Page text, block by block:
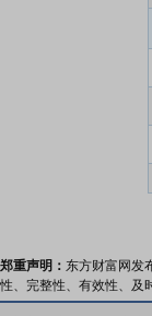
郑重声明： 东方财富网发
性、完整性、有效性、及